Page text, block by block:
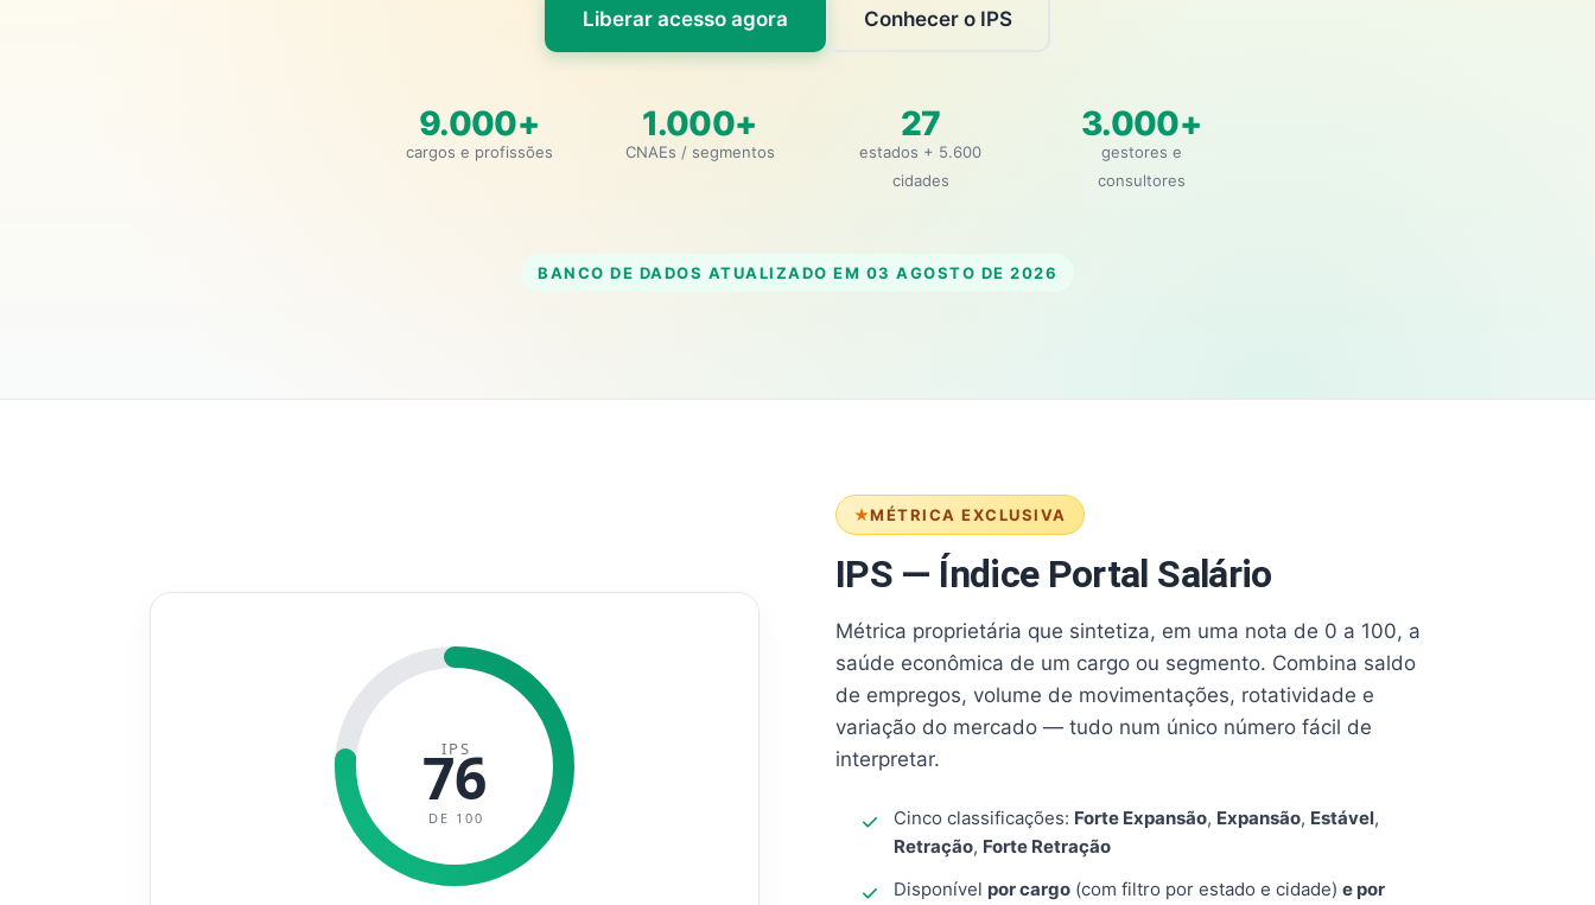
Liberar acesso agora Conhecer o IPS
9.000+
cargos e profissões
1.000+
CNAEs / segmentos
27
estados + 5.600
cidades
3.000+
gestores e
consultores
BANCO DE DADOS ATUALIZADO EM 03 AGOSTO DE 2026
MÉTRICA EXCLUSIVA
IPS — Índice Portal Salário
Métrica proprietária que sintetiza, em uma nota de 0 a 100, a
saúde econômica de um cargo ou segmento. Combina saldo
de empregos, volume de movimentações, rotatividade e
variação do mercado — tudo num único número fácil de
interpretar.
Cinco classificações: Forte Expansão, Expansão, Estável,
Retração, Forte Retração
Disponível por cargo (com filtro por estado e cidade) e por
IPS
76
DE 100